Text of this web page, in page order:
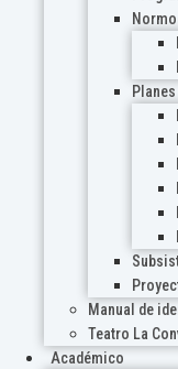
Manual de
Teatro La
Académico